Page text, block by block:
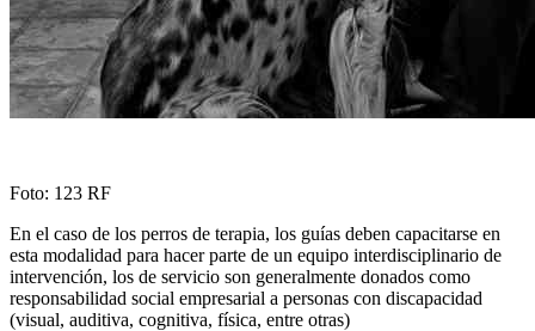
Foto: 123 RF
En el caso de los perros de terapia, los guías deben capacitarse en
esta modalidad para hacer parte de un equipo interdisciplinario de
intervención, los de servicio son generalmente donados como
responsabilidad social empresarial a personas con discapacidad
(visual, auditiva, cognitiva, física, entre otras)